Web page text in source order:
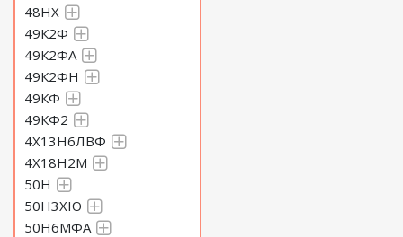
48НХ
49К2Ф
49К2ФА
49К2ФН
49КФ
49КФ2
4Х13Н6ЛВФ
4Х18Н2М
50Н
50Н3ХЮ
50Н6МФА